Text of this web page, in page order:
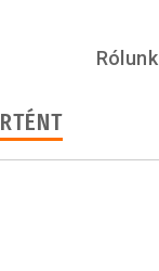
Rólunk